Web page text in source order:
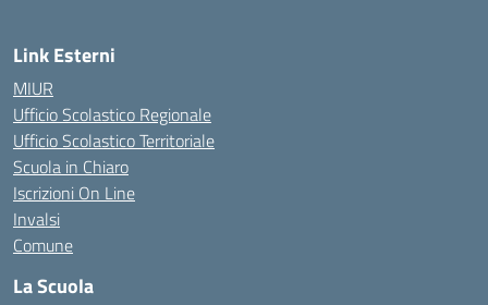
Link Esterni
MIUR
Ufficio Scolastico Regionale
Ufficio Scolastico Territoriale
Scuola in Chiaro
Iscrizioni On Line
Invalsi
Comune
La Scuola